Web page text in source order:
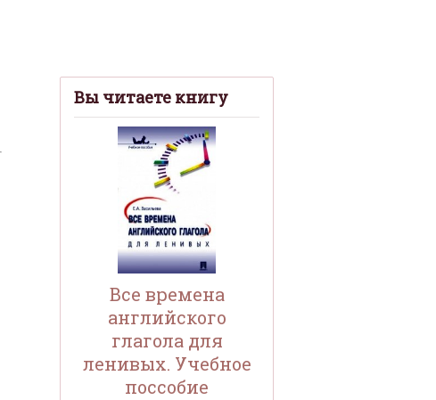
Вы читаете книгу
Все времена
английского
глагола для
ленивых. Учебное
поссобие